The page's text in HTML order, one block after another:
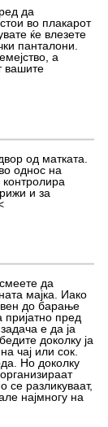
да
во плакарот
ќе влезете
панталони.
а
вашите
од матката.
однос на
и за
да
мајка. Иако
до барање
пријатно пред
е да ја
доколку ја
чај или сок.
Но доколку
се разликуваат,
најмногу на
Нови дебати
Активни